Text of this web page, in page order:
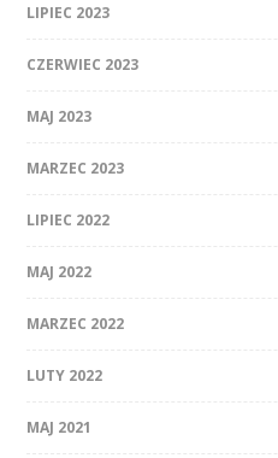
LIPIEC 2023
CZERWIEC 2023
MAJ 2023
MARZEC 2023
LIPIEC 2022
MAJ 2022
MARZEC 2022
LUTY 2022
MAJ 2021